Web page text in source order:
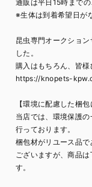
通販は平日15時まで
※生体は到着希望日が
昆虫専門オークショ
した。
購入はもちろん、皆様
https://knopets-
【環境に配慮した梱包
当店では、環境保護
行っております。
梱包材がリユース品
ございますが、商品
す。